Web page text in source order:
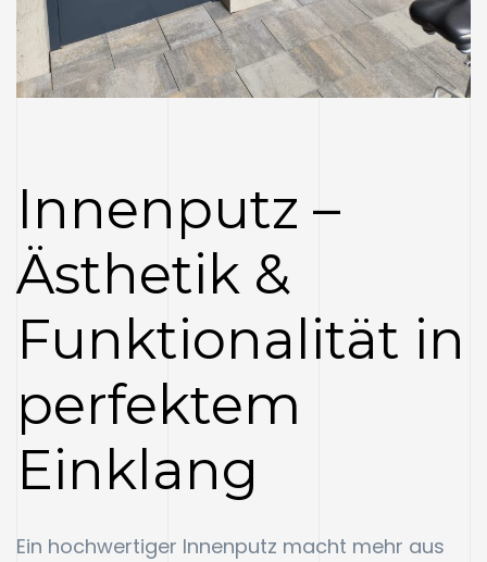
Innenputz –
Ästhetik &
Funktionalität in
perfektem
Einklang
Ein hochwertiger Innenputz macht mehr aus